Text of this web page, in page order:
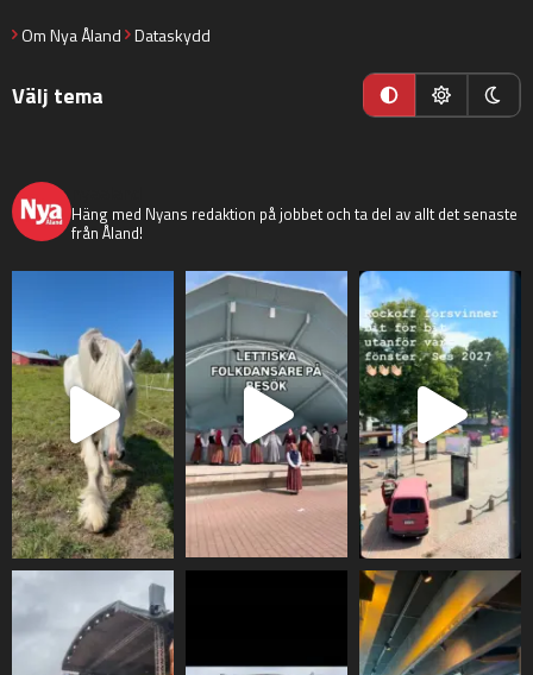
Om Nya Åland Dataskydd
Välj tema
Häng med Nyans redaktion på jobbet och ta del av allt det senaste
från Åland!